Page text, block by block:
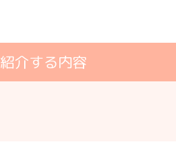
介する内容